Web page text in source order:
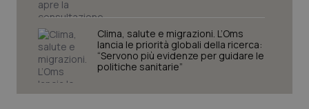
Clima, salute e migrazioni. L’Oms
lancia le priorità globali della ricerca:
“Servono più evidenze per guidare le
politiche sanitarie”
Nome
VISITOR_PRIVACY_METADATA
YouTube
.youtube.com